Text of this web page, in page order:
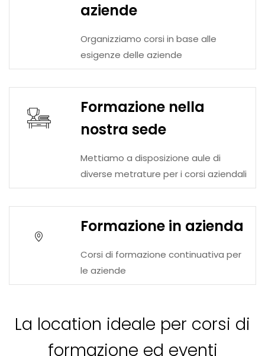
aziende
Organizziamo corsi in base alle
esigenze delle aziende
Formazione nella
nostra sede
Mettiamo a disposizione aule di
diverse metrature per i corsi aziendali
Formazione in azienda
Corsi di formazione continuativa per
le aziende
La location ideale per corsi di
formazione ed eventi